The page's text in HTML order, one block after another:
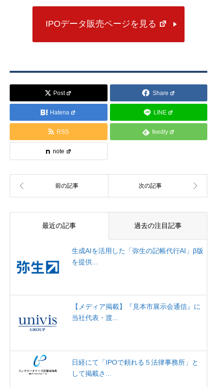
IPOデータ販売ページを見る
Post Share
Hatena LINE
RSS feedly
note
最近の記事 過去の注目記事
生成AIを活用した「弥生の記帳代行AI」β版
を提供...
【メディア掲載】『見本市展示会通信』に
当社代表・渡...
日経にて「IPOで頼れる５法律事務所」と
して掲載さ...